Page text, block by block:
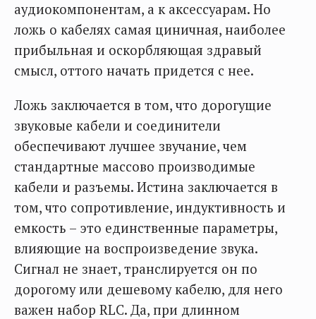
аудиокомпонентам, а к аксессуарам. Но
ложь о кабелях самая циничная, наиболее
прибыльная и оскорбляющая здравый
смысл, оттого начать придется с нее.
Ложь заключается в том, что дорогущие
звуковые кабели и соединители
обеспечивают лучшее звучание, чем
стандартные массово производимые
кабели и разъемы. Истина заключается в
том, что сопротивление, индуктивность и
емкость – это единственные параметры,
влияющие на воспроизведение звука.
Сигнал не знает, транслируется он по
дорогому или дешевому кабелю, для него
важен набор RLC. Да, при длинном